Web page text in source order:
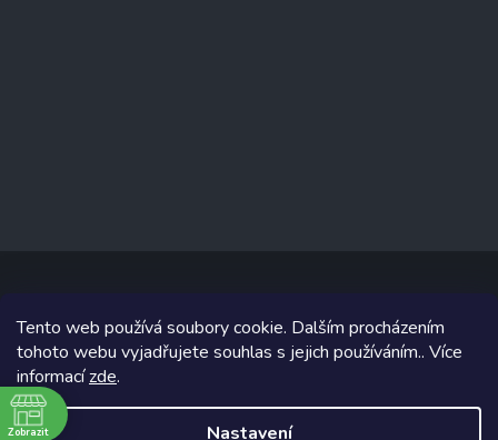
Tento web používá soubory cookie. Dalším procházením
tohoto webu vyjadřujete souhlas s jejich používáním.. Více
informacízde.
Nastavení
Copyright 2026www.prizealize.cz. Všechna práva vyhrazena.
Grafický návrh vytvořil a na Shoptet implementoval
Shoptetak.cz.
Zobrazit